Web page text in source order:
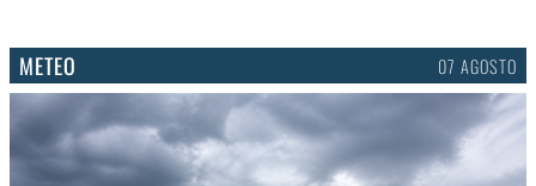
METEO 07 AGOSTO